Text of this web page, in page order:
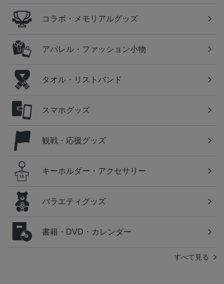
コラボ・メモリアルグッズ
アパレル・ファッション小物
タオル・リストバンド
スマホグッズ
観戦・応援グッズ
キーホルダー・アクセサリー
バラエティグッズ
書籍・DVD・カレンダー
すべて見る